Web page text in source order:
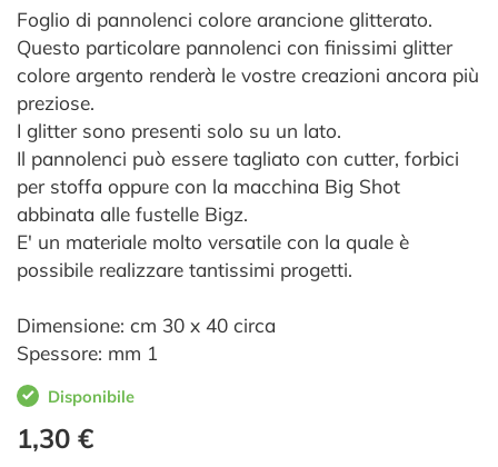
Foglio di pannolenci colore arancione glitterato.
Questo particolare pannolenci con finissimi glitter
colore argento renderà le vostre creazioni ancora più
preziose.
I glitter sono presenti solo su un lato.
Il pannolenci può essere tagliato con cutter, forbici
per stoffa oppure con la macchina Big Shot
abbinata alle fustelle Bigz.
E' un materiale molto versatile con la quale è
possibile realizzare tantissimi progetti.
Dimensione: cm 30 x 40 circa
Spessore: mm 1
Disponibile
1,30 €